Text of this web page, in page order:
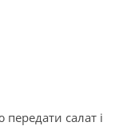
салат і